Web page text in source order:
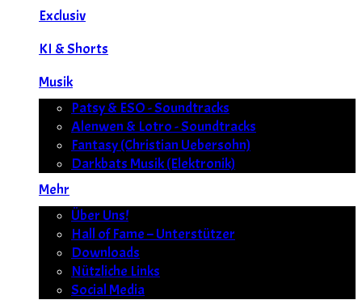
Exclusiv
KI & Shorts
Musik
Patsy & ESO - Soundtracks
Alenwen & Lotro - Soundtracks
Fantasy (Christian Uebersohn)
Darkbats Musik (Elektronik)
Mehr
Über Uns!
Hall of Fame – Unterstützer
Downloads
Nützliche Links
Social Media